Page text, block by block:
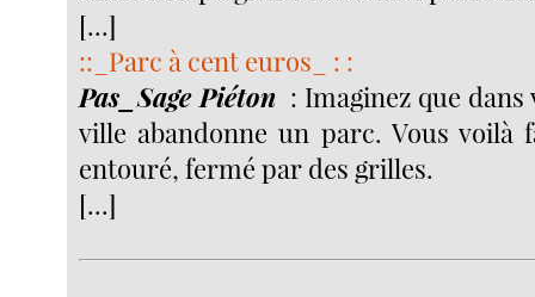
[...]
::_Parc à cent euros_ : :
Pas_Sage Piéton : Imaginez que
ville abandonne un parc. Vous voilà
entouré, fermé par des grilles.
[...]